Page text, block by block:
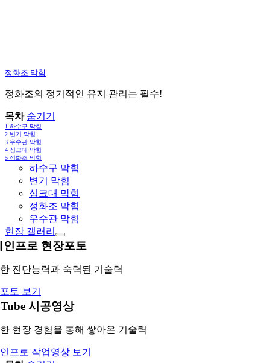
정화조 막힘
정화조의 정기적인 유지 관리는 필수!
목차 숨기기
1 하수구 막힘
2 변기 막힘
3 우수관 막힘
4 싱크대 막힘
5 정화조 막힘
하수구 막힘
변기 막힘
싱크대 막힘
정화조 막힘
우수관 막힘
현장 갤러리
인프로 현장포토
진단능력과 숙력된 기술력
토 보기
시공영상
현장 경험을 통해 쌓아온 기술력
프로 작업영상 보기